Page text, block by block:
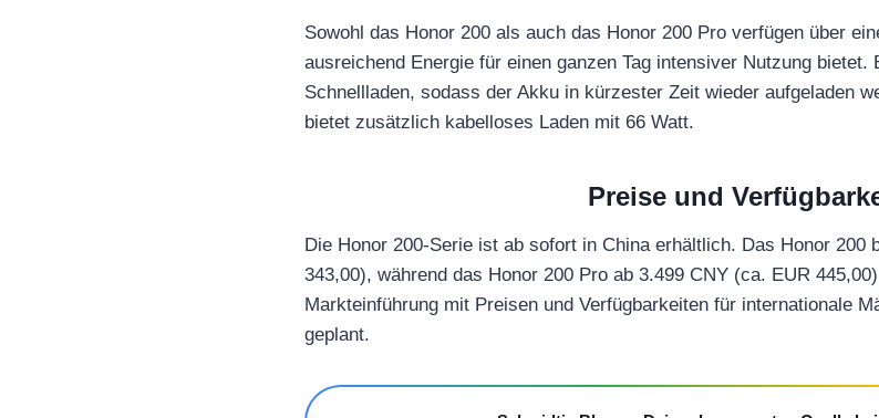
Sowohl das Honor 200 als auch das Honor 200 Pro verfügen über
ausreichend Energie für einen ganzen Tag intensiver Nutzung bietet.
Schnellladen, sodass der Akku in kürzester Zeit wieder aufgeladen
bietet zusätzlich kabelloses Laden mit 66 Watt.
Preise und
Die Honor 200-Serie ist ab sofort in China erhältlich. Das Honor 200
343,00), während das Honor 200 Pro ab 3.499 CNY (ca. EUR
Markteinführung mit Preisen und Verfügbarkeiten für internationale
geplant.